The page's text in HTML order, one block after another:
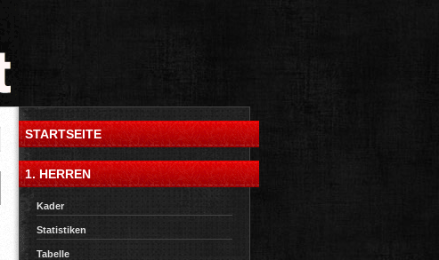
STARTSEITE
1. HERREN
Kader
Statistiken
Tabelle